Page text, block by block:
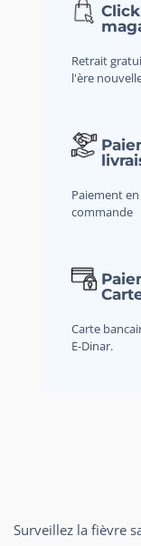
Retrait
l'ère
Paiement
commande
Carte
E-Dinar.
Surveillez la fièvre